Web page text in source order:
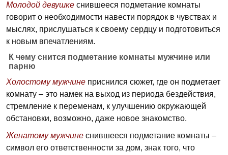
Молодой девушке снившееся подметание комнаты
говорит о необходимости навести порядок в чувствах и
мыслях, прислушаться к своему сердцу и подготовиться
к новым впечатлениям.
К чему снится подметание комнаты мужчине или
парню
Холостому мужчине приснился сюжет, где он подметает
комнату – это намек на выход из периода бездействия,
стремление к переменам, к улучшению окружающей
обстановки, возможно, даже новое знакомство.
Женатому мужчине снившееся подметание комнаты –
символ его ответственности за дом, знак того, что